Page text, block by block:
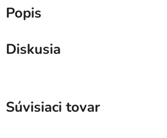
Popis
Diskusia
Súvisiaci tovar